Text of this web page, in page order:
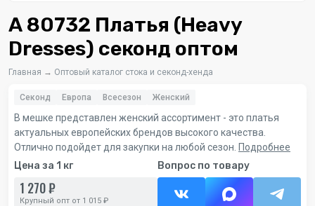
А 80732 Платья (Heavy
Dresses) секонд оптом
Главная → Оптовый каталог стока и секонд-хенда
Секонд Европа Всесезон Женский
В мешке представлен женский ассортимент - это платья
актуальных европейских брендов высокого качества.
Отлично подойдет для закупки на любой сезон. Подробнее
Цена за 1 кг
1 270 ₽
Крупный опт от 1 015 ₽
Вопрос по товару